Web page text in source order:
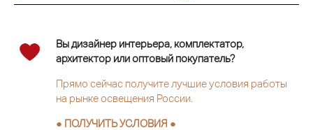
Вы дизайнер интерьера, комплектатор,
архитектор или оптовый покупатель?
Прямо сейчас получите лучшие условия работы
на рынке освещения России.
● ПОЛУЧИТЬ УСЛОВИЯ ●